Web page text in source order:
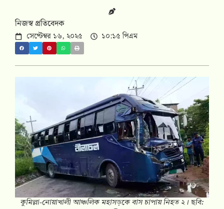
নিজস্ব প্রতিবেদক
সেপ্টেম্বর ১৬, ২০২৫ ১০:১৫ পিএম
কুমিল্লা-নোয়াখালী আঞ্চলিক মহাসড়কে বাস চাপায় নিহত ২। ছবি: